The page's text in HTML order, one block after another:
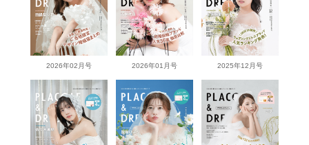
2026年02月号 2026年01月号 2025年12月号